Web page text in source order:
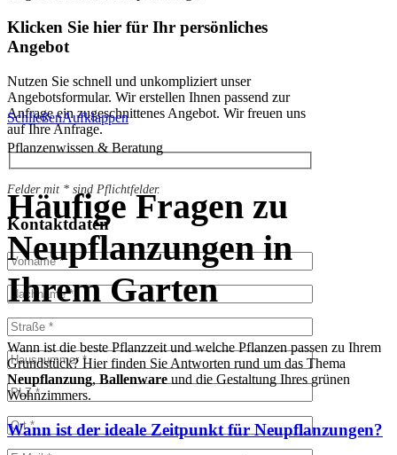
Klicken Sie hier für Ihr persönliches
Angebot
Nutzen Sie schnell und unkompliziert unser
Angebotsformular. Wir erstellen Ihnen passend zur
Anfrage ein zugeschnittenes Angebot. Wir freuen uns
auf Ihre Anfrage.
Felder mit * sind Pflichtfelder.
Kontaktdaten
SchließenAufklappen
Pflanzenwissen & Beratung
Häufige Fragen zu
Neupflanzungen in
Ihrem Garten
Wann ist die beste Pflanzzeit und welche Pflanzen passen zu Ihrem
Grundstück? Hier finden Sie Antworten rund um das Thema
Neupflanzung, Ballenware und die Gestaltung Ihres grünen
Wohnzimmers.
Wann ist der ideale Zeitpunkt für Neupflanzungen?